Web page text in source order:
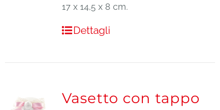
17 x 14,5 x 8 cm.
Dettagli
Vasetto con tappo